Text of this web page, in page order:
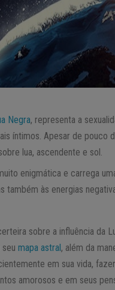
Negra, representa a
íntimos. Apesar de pouco
lua, ascendente e sol.
enigmática e carrega
também às energias
sobre a influência da
seumapa astral , além da
em sua vida,
amorosos e em seus